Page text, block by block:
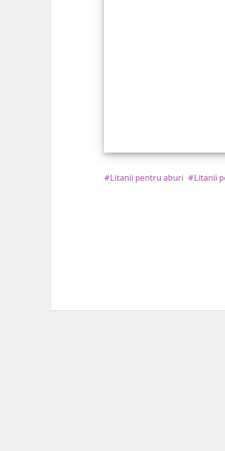
Litanii pentru aburi Litanii